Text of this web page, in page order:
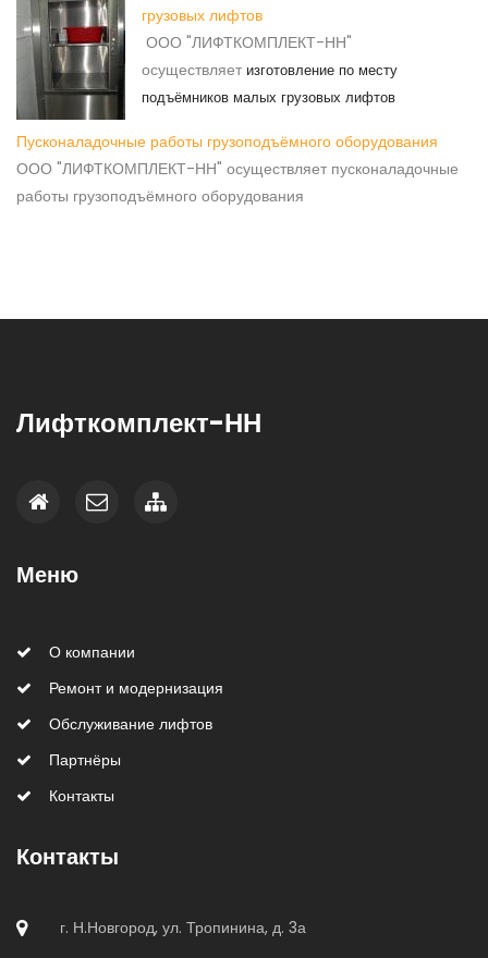
грузовых лифтов
ООО "ЛИФТКОМПЛЕКТ-НН"
осуществляет изготовление по месту
подъёмников малых грузовых лифтов
Пусконаладочные работы грузоподъёмного оборудования
ООО "ЛИФТКОМПЛЕКТ-НН" осуществляет пусконаладочные
работы грузоподъёмного оборудования
Лифткомплект-НН
Меню
О компании
Ремонт и модернизация
Обслуживание лифтов
Партнёры
Контакты
Контакты
г. Н.Новгород, ул. Тропинина, д. 3а